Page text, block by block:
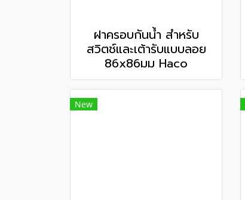
ฝาครอบกันน้ำ สำหรับ
สวิตช์และเต้ารับแบบลอย
86x86มม Haco
New